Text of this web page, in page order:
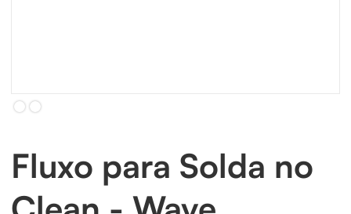
Slide 2 of 2.
Fluxo para Solda no